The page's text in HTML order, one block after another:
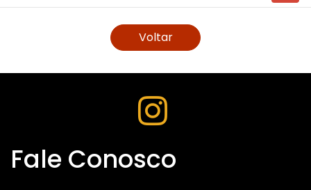
Voltar
Fale Conosco